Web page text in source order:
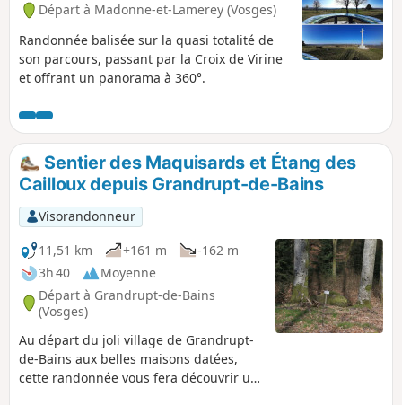
Départ à Madonne-et-Lamerey (Vosges)
Randonnée balisée sur la quasi totalité de
son parcours, passant par la Croix de Virine
et offrant un panorama à 360°.
Sentier des Maquisards et Étang des
Cailloux depuis Grandrupt-de-Bains
Visorandonneur
11,51 km
+161 m
-162 m
3h 40
Moyenne
Départ à Grandrupt-de-Bains
(Vosges)
Au départ du joli village de Grandrupt-
de-Bains aux belles maisons datées,
cette randonnée vous fera découvrir un